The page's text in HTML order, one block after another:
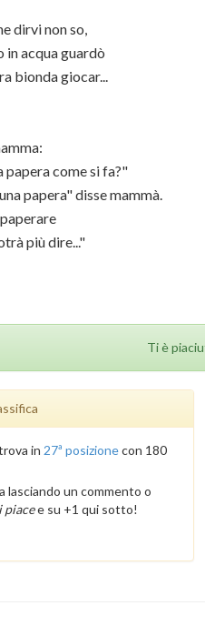
dirvi non so,
in acqua guardò
bionda giocar...
papera come si fa?"
papera" disse mammà.
più dire..."
Ti è
in 27ª posizionecon 180
lasciando un commento o
piacee su +1 qui sotto!